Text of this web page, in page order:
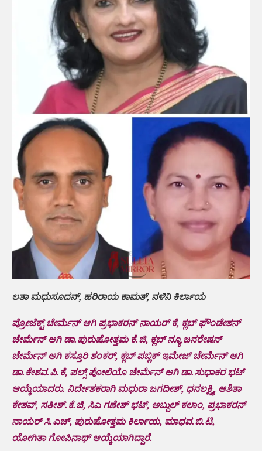
ಲತಾ ಮಧುಸೂದನ್, ಹರಿರಾಯ ಕಾಮತ್, ನಳಿನಿ ಕಿರ್ಲಾಯ
ಪ್ರೋಜೆಕ್ಟ್ ಚೇರ್ಮೆನ್ ಆಗಿ ಪ್ರಭಾಕರನ್ ನಾಯರ್ ಕೆ, ಕ್ಲಬ್ ಫೌಂಡೇಶನ್
ಚೇರ್ಮೆನ್ ಆಗಿ ಡಾ.ಪುರುಷೋತ್ತಮ ಕೆ.ಜಿ, ಕ್ಲಬ್ ನ್ಯೂ ಜನರೇಷನ್
ಚೇರ್ಮೆನ್ ಆಗಿ ಕಸ್ತೂರಿ ಶಂಕರ್, ಕ್ಲಬ್ ಪಬ್ಲಿಕ್ ಇಮೇಜ್ ಚೇರ್ಮೆನ್ ಆಗಿ
ಡಾ.ಕೇಶವ.ಪಿ.ಕೆ, ಪಲ್ಸ್ ಪೋಲಿಯೊ ಚೇರ್ಮೆನ್ ಆಗಿ ಡಾ.ಸುಧಾಕರ ಭಟ್
ಆಯ್ಕೆಯಾದರು. ನಿರ್ದೇಶಕರಾಗಿ ಮಧುರಾ ಜಗದೀಶ್, ಧನಲಕ್ಷ್ಮಿ, ಆಶಿತಾ
ಕೇಶವ್, ಸತೀಶ್.ಕೆ.ಜಿ, ಸಿಎ ಗಣೇಶ್ ಭಟ್, ಅಬ್ದುಲ್ ಕಲಾಂ, ಪ್ರಭಾಕರನ್
ನಾಯರ್ ಸಿ.ಎಚ್, ಪುರುಷೋತ್ತಮ ಕಿರ್ಲಾಯ, ಮಾಧವ.ಬಿ.ಟಿ,
ಯೋಗಿತಾ ಗೋಪಿನಾಥ್ ಆಯ್ಕೆಯಾಗಿದ್ದಾರೆ.